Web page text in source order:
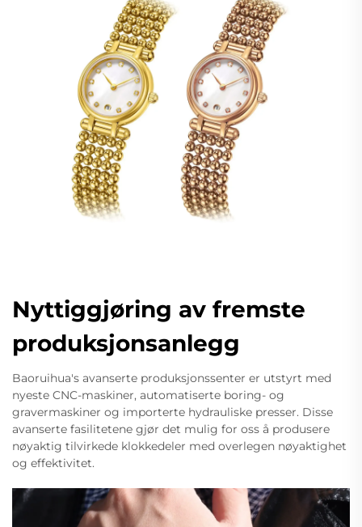
Nyttiggjøring av fremste
produksjonsanlegg
Baoruihua's avanserte produksjonssenter er utstyrt med
nyeste CNC-maskiner, automatiserte boring- og
gravermaskiner og importerte hydrauliske presser. Disse
avanserte fasilitetene gjør det mulig for oss å produsere
nøyaktig tilvirkede klokkedeler med overlegen nøyaktighet
og effektivitet.